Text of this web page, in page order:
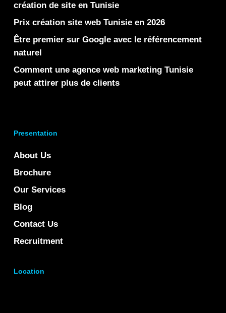
création de site en Tunisie
Prix création site web Tunisie en 2026
Être premier sur Google avec le référencement
naturel
Comment une agence web marketing Tunisie
peut attirer plus de clients
Presentation
About Us
Brochure
Our Services
Blog
Contact Us
Recruitment
Location